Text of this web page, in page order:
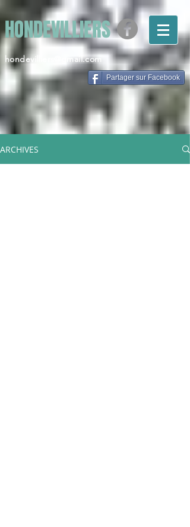
HONDEVILLIERS
hondevilliers@gmail.com
Partager sur Facebook
ARCHIVES